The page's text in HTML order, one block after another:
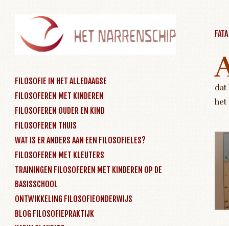
Menu
SKIP TO CONTENT
FILOSOFIE IN HET ALLEDAAGSE
FILOSOFEREN MET KINDEREN
FILOSOFEREN OUDER EN KIND
FILOSOFEREN THUIS
WAT IS ER ANDERS AAN EEN FILOSOFIELES?
FILOSOFEREN MET KLEUTERS
TRAININGEN FILOSOFEREN MET KINDEREN OP DE
BASISSCHOOL
ONTWIKKELING FILOSOFIEONDERWIJS
BLOG FILOSOFIEPRAKTIJK
dat
het